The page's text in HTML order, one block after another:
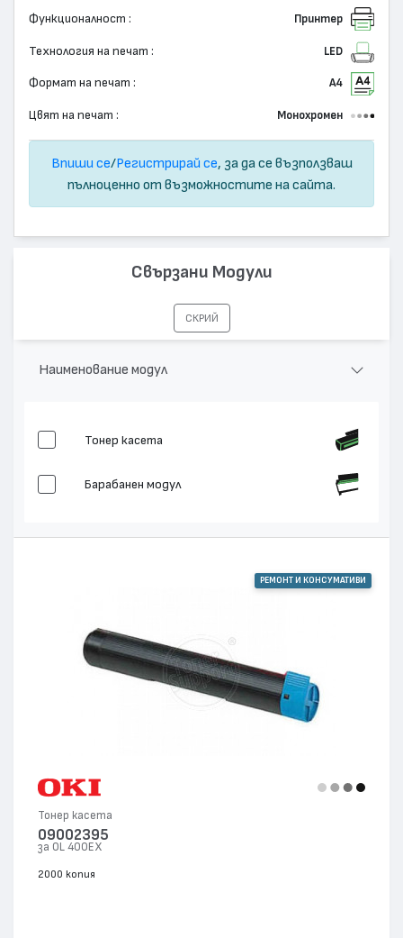
Функционалност : Принтер
Технология на печат : LED
Формат на печат : А4
Цвят на печат : Монохромен
Впиши се/Регистрирай се, за да се възползваш
пълноценно от възможностите на сайта.
Свързани Модули
СКРИЙ
Наименование модул
Тонер касета
Барабанен модул
РЕМОНТ И КОНСУМАТИВИ
Тонер касета
09002395
за OL 400EX
2000 копия